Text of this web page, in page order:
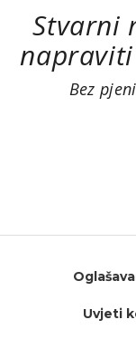
Stvarni
Bez
Uvjeti